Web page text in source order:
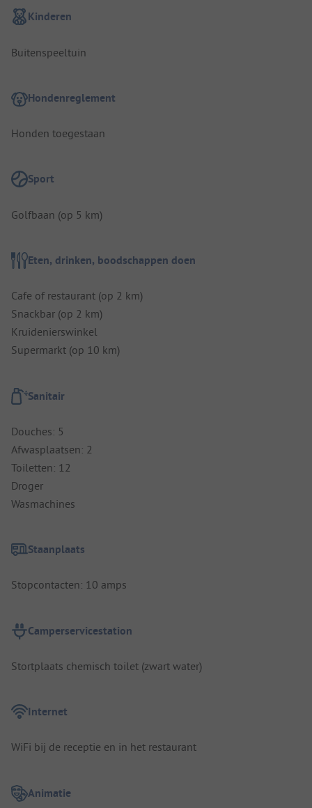
Kinderen
Buitenspeeltuin
Hondenreglement
Honden toegestaan
Sport
Golfbaan (op 5 km)
Eten, drinken, boodschappen doen
Cafe of restaurant (op 2 km)
Snackbar (op 2 km)
Kruidenierswinkel
Supermarkt (op 10 km)
Sanitair
Douches: 5
Afwasplaatsen: 2
Toiletten: 12
Droger
Wasmachines
Staanplaats
Stopcontacten: 10 amps
Camperservicestation
Stortplaats chemisch toilet (zwart water)
Internet
WiFi bij de receptie en in het restaurant
Animatie